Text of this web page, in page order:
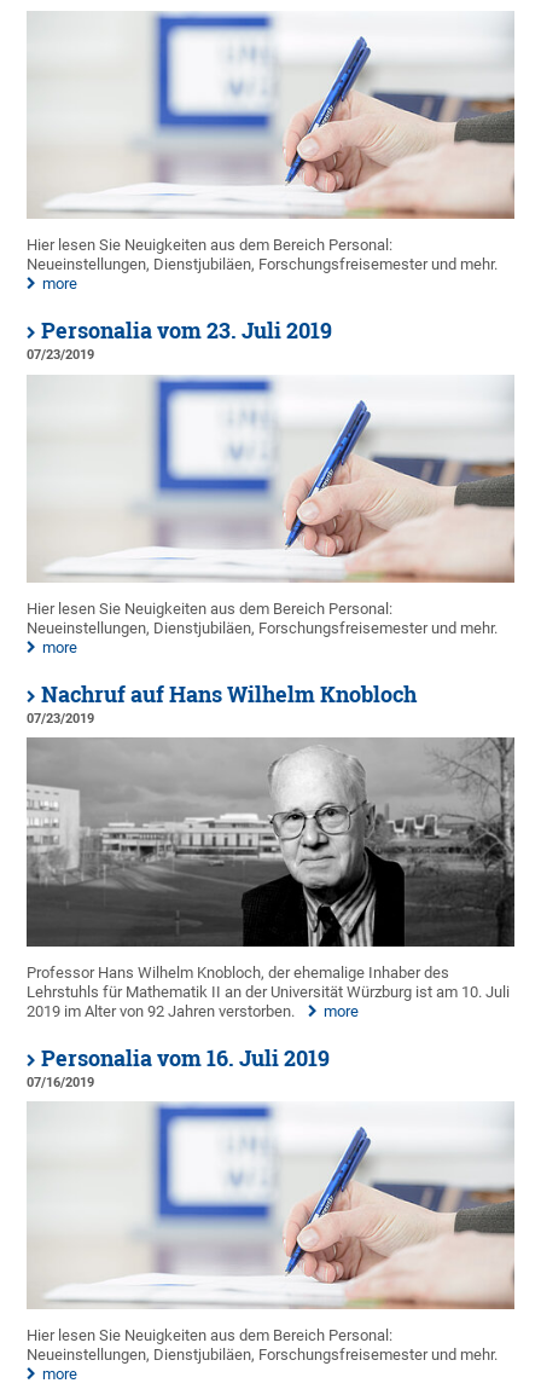
Hier lesen Sie Neuigkeiten aus dem Bereich Personal:
Neueinstellungen, Dienstjubiläen, Forschungsfreisemester und mehr.
more
Personalia vom 23. Juli 2019
07/23/2019
Hier lesen Sie Neuigkeiten aus dem Bereich Personal:
Neueinstellungen, Dienstjubiläen, Forschungsfreisemester und mehr.
more
Nachruf auf Hans Wilhelm Knobloch
07/23/2019
Professor Hans Wilhelm Knobloch, der ehemalige Inhaber des
Lehrstuhls für Mathematik II an der Universität Würzburg ist am 10. Juli
2019 im Alter von 92 Jahren verstorben.
more
Personalia vom 16. Juli 2019
07/16/2019
Hier lesen Sie Neuigkeiten aus dem Bereich Personal:
Neueinstellungen, Dienstjubiläen, Forschungsfreisemester und mehr.
more